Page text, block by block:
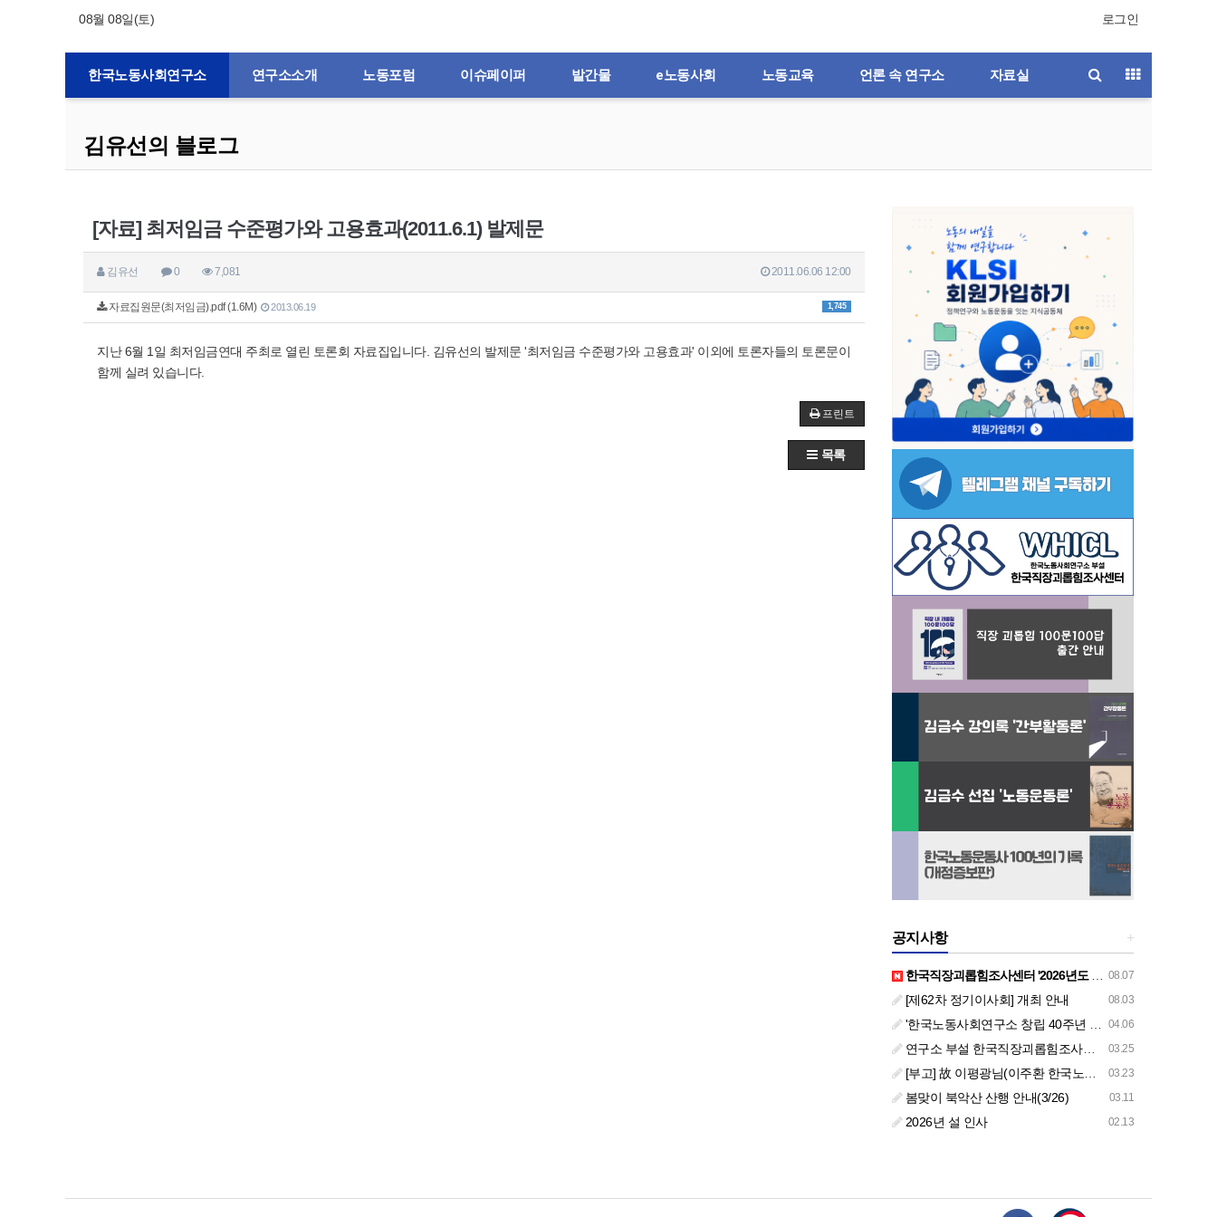
08월 08일(토) 로그인
한국노동사회연구소 연구소소개 노동포럼 이슈페이퍼 발간물 e노동사회 노동교육 언론 속 연구소 자료실
김유선의 블로그
[자료] 최저임금 수준평가와 고용효과(2011.6.1) 발제문
김유선 0 7,081 2011.06.06 12:00
1,745
자료집원문(최저임금).pdf (1.6M) 2013.06.19
지난 6월 1일 최저임금연대 주최로 열린 토론회 자료집입니다. 김유선의 발제문 '최저임금 수준평가와 고용효과' 이외에 토론자들의 토론문이
함께 실려 있습니다.
프린트
목록
+
공지사항
08.07
한국직장괴롭힘조사센터 '2026년도 하반기 주요 사업 안내' (교육/컨설팅)
08.03
[제62차 정기이사회] 개최 안내
04.06
'한국노동사회연구소 창립 40주년 기념 행사 안내'
03.25
연구소 부설 한국직장괴롭힘조사센터 '2026년도 주요 사업 안내' (교육/컨설팅)
03.23
[부고] 故 이평광님(이주환 한국노동사회연구소 부소장 부친상)
03.11
봄맞이 북악산 산행 안내(3/26)
02.13
2026년 설 인사